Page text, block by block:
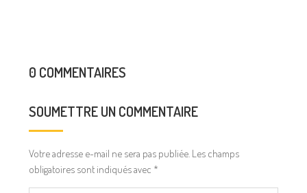
0 COMMENTAIRES
SOUMETTRE UN COMMENTAIRE
Votre adresse e-mail ne sera pas publiée. Les champs
obligatoires sont indiqués avec *